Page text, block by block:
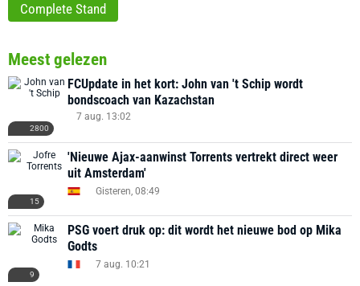
Complete Stand
Meest gelezen
2800
FCUpdate in het kort: John van 't Schip wordt
bondscoach van Kazachstan
7 aug. 13:02
15
'Nieuwe Ajax-aanwinst Torrents vertrekt direct weer
uit Amsterdam'
Gisteren, 08:49
9
PSG voert druk op: dit wordt het nieuwe bod op Mika
Godts
7 aug. 10:21